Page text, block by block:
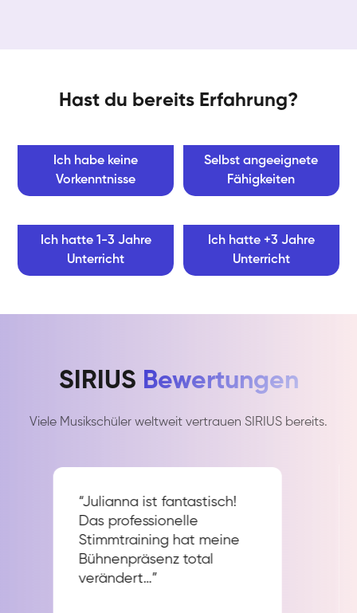
Hast du bereits Erfahrung?
Ich habe keine
Vorkenntnisse
Selbst angeeignete
Fähigkeiten
Ich hatte 1-3 Jahre
Unterricht
Ich hatte +3 Jahre
Unterricht
SIRIUS Bewertungen
Viele Musikschüler weltweit vertrauen SIRIUS bereits.
“Julianna ist fantastisch!
Das professionelle
Stimmtraining hat meine
Bühnenpräsenz total
verändert…”